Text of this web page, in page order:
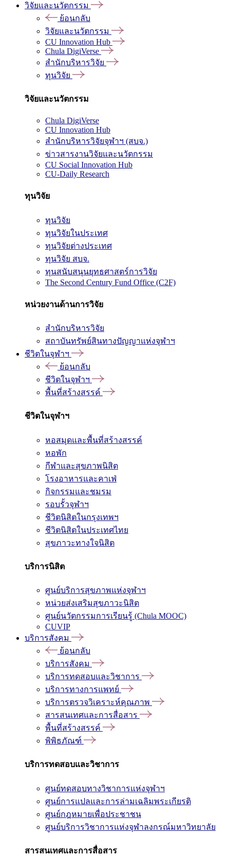
วิจัยและนวัตกรรม
ย้อนกลับ
วิจัยและนวัตกรรม
CU Innovation Hub
Chula DigiVerse
สำนักบริหารวิจัย
ทุนวิจัย
วิจัยและนวัตกรรม
Chula DigiVerse
CU Innovation Hub
สำนักบริหารวิจัยจุฬาฯ (สบจ.)
ข่าวสารงานวิจัยและนวัตกรรม
CU Social Innovation Hub
CU-Daily Research
ทุนวิจัย
ทุนวิจัย
ทุนวิจัยในประเทศ
ทุนวิจัยต่างประเทศ
ทุนวิจัย สบจ.
ทุนสนับสนุนยุทธศาสตร์การวิจัย
The Second Century Fund Office (C2F)
หน่วยงานด้านการวิจัย
สำนักบริหารวิจัย
สถาบันทรัพย์สินทางปัญญาแห่งจุฬาฯ
ชีวิตในจุฬาฯ
ย้อนกลับ
ชีวิตในจุฬาฯ
พื้นที่สร้างสรรค์
ชีวิตในจุฬาฯ
หอสมุดและพื้นที่สร้างสรรค์
หอพัก
กีฬาและสุขภาพนิสิต
โรงอาหารและคาเฟ่
กิจกรรมและชมรม
รอบรั้วจุฬาฯ
ชีวิตนิสิตในกรุงเทพฯ
ชีวิตนิสิตในประเทศไทย
สุขภาวะทางใจนิสิต
บริการนิสิต
ศูนย์บริการสุขภาพแห่งจุฬาฯ
หน่วยส่งเสริมสุขภาวะนิสิต
ศูนย์นวัตกรรมการเรียนรู้ (Chula MOOC)
CUVIP
บริการสังคม
ย้อนกลับ
บริการสังคม
บริการทดสอบและวิชาการ
บริการทางการแพทย์
บริการตรวจวิเคราะห์คุณภาพ
สารสนเทศและการสื่อสาร
พื้นที่สร้างสรรค์
พิพิธภัณฑ์
บริการทดสอบและวิชาการ
ศูนย์ทดสอบทางวิชาการแห่งจุฬาฯ
ศูนย์การแปลและการล่ามเฉลิมพระเกียรติ
ศูนย์กฎหมายเพื่อประชาชน
ศูนย์บริการวิชาการแห่งจุฬาลงกรณ์มหาวิทยาลัย
สารสนเทศและการสื่อสาร